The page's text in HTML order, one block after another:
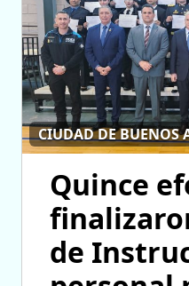
CIUDAD DE BUENOS
Quince
de